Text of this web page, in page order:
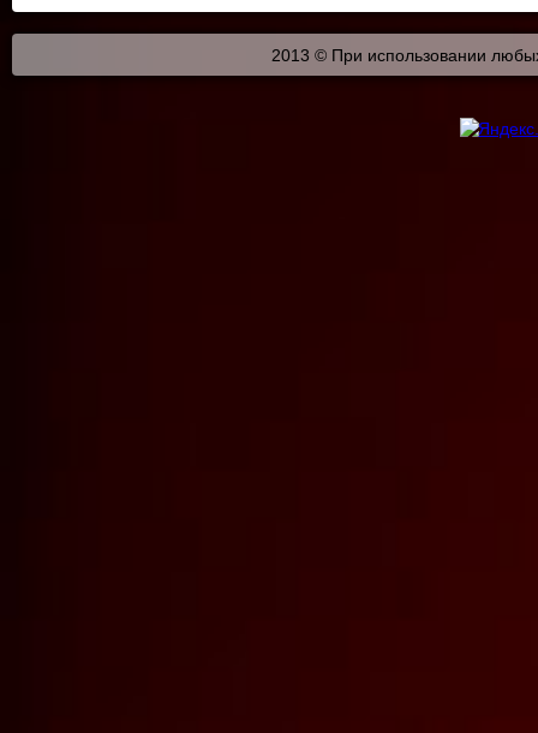
2013 © При использовании